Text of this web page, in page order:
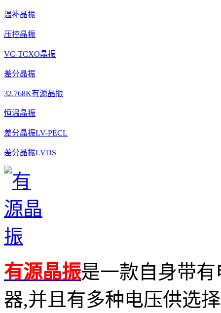
温补晶振
压控晶振
VC-TCXO晶振
差分晶振
32.768K有源晶振
恒温晶振
差分晶振LV-PECL
差分晶振LVDS
有源晶振是一款自身带
器,并且有多种电压供选